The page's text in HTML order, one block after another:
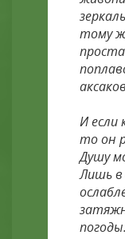
тому
И если
то он
Душу
Лишь в
погоды.